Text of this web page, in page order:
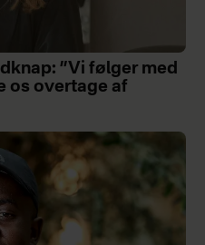
”Vi følger med
os overtage af